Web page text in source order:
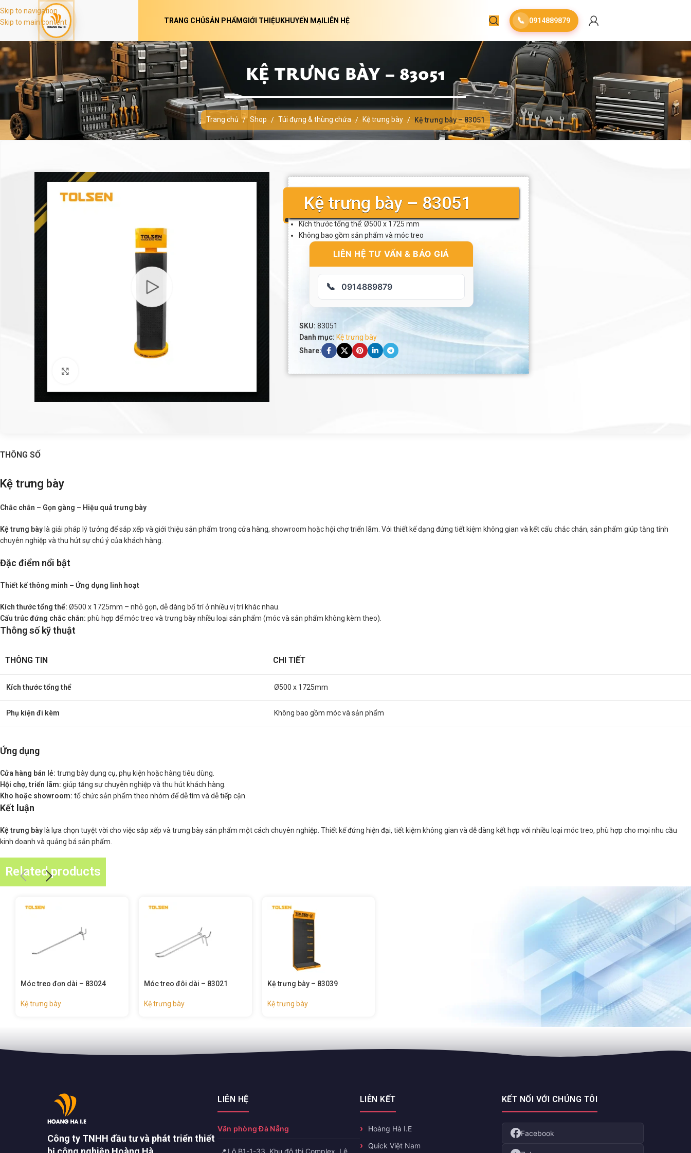
Skip to navigation
Skip to main content
TRANG CHỦSẢN PHẨMGIỚI THIỆUKHUYẾN MẠILIÊN HỆ 📞 0914889879
KỆ TRƯNG BÀY – 83051
Trang chủ / Shop / Túi đựng & thùng chứa / Kệ trưng bày / Kệ trưng bày – 83051
Kệ trưng bày – 83051
Kích thước tổng thể: Ø500 x 1725 mm
Không bao gồm sản phẩm và móc treo
LIÊN HỆ TƯ VẤN & BÁO GIÁ
📞 0914889879
SKU: 83051
Danh mục: Kệ trưng bày
Share:
THÔNG SỐ
Kệ trưng bày
Chắc chắn – Gọn gàng – Hiệu quả trưng bày
Kệ trưng bày là giải pháp lý tưởng để sắp xếp và giới thiệu sản phẩm trong cửa hàng, showroom hoặc hội chợ triển lãm. Với thiết kế dạng đứng tiết kiệm không gian và kết cấu chắc chắn, sản phẩm giúp tăng tính
chuyên nghiệp và thu hút sự chú ý của khách hàng.
Đặc điểm nổi bật
Thiết kế thông minh – Ứng dụng linh hoạt
Kích thước tổng thể: Ø500 x 1725mm – nhỏ gọn, dễ dàng bố trí ở nhiều vị trí khác nhau.
Cấu trúc đứng chắc chắn: phù hợp để móc treo và trưng bày nhiều loại sản phẩm (móc và sản phẩm không kèm theo).
Thông số kỹ thuật
THÔNG TIN CHI TIẾT
Kích thước tổng thể Ø500 x 1725mm
Phụ kiện đi kèm Không bao gồm móc và sản phẩm
Ứng dụng
Cửa hàng bán lẻ: trưng bày dụng cụ, phụ kiện hoặc hàng tiêu dùng.
Hội chợ, triển lãm: giúp tăng sự chuyên nghiệp và thu hút khách hàng.
Kho hoặc showroom: tổ chức sản phẩm theo nhóm để dễ tìm và dễ tiếp cận.
Kết luận
Kệ trưng bày là lựa chọn tuyệt vời cho việc sắp xếp và trưng bày sản phẩm một cách chuyên nghiệp. Thiết kế đứng hiện đại, tiết kiệm không gian và dễ dàng kết hợp với nhiều loại móc treo, phù hợp cho mọi nhu cầu
kinh doanh và quảng bá sản phẩm.
Related products
treo đơn dài – 83024
trưng bày
Móc treo đôi dài – 83021
Kệ trưng bày
Kệ trưng bày – 83039
Kệ trưng bày
Công ty TNHH đầu tư và phát triển thiết
LIÊN HỆ
Văn phòng Đà Nẵng
Lô B1-1-33, Khu đô thị Complex, Lê
LIÊN KẾT
Hoàng Hà I.E
Quick Việt Nam
KẾT NỐI VỚI CHÚNG TÔI
Facebook